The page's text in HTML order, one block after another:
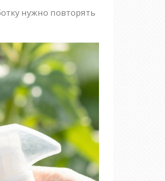
нужно повторять